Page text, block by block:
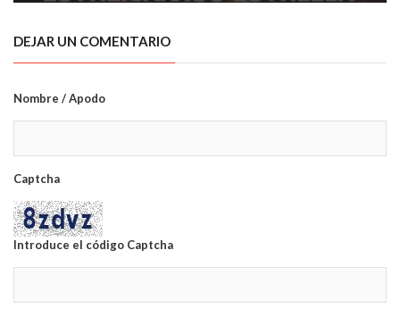
DEJAR UN COMENTARIO
Nombre / Apodo
Captcha
Introduce el código Captcha